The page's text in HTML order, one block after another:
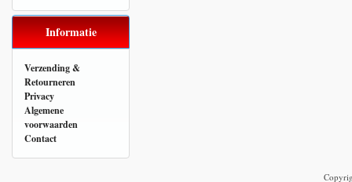
Informatie
Verzending &
Retourneren
Privacy
Algemene
voorwaarden
Contact